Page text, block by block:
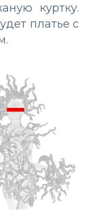
куртку.
платье с